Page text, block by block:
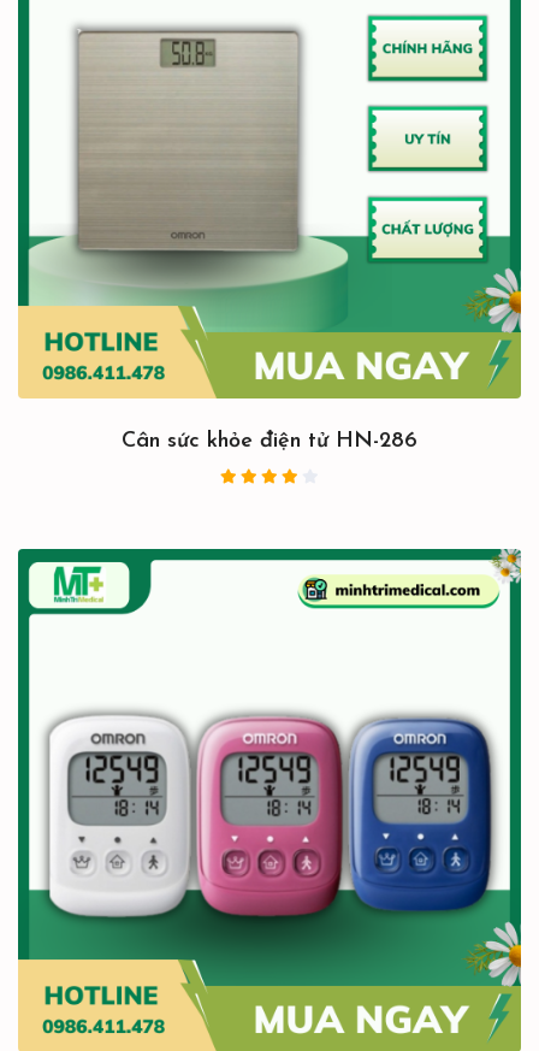
Cân sức khỏe điện tử HN-286